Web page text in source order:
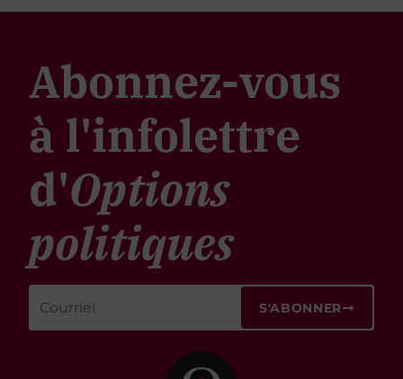
Abonnez-vous
à l'infolettre
d'Options
politiques
S'ABONNER